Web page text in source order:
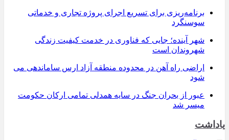
برنامه‌ریزی برای تسریع اجرای پروژه تجاری و خدماتی
سوسنگرد
شهر آینده؛ جایی که فناوری در خدمت کیفیت زندگی
شهروندان است
اراضی راه آهن در محدوده منطقه آزاد ارس ساماندهی می
شود
عبور از بحران جنگ در سایه همدلی تمامی ارکان حکومت
میسر شد
یاداشت